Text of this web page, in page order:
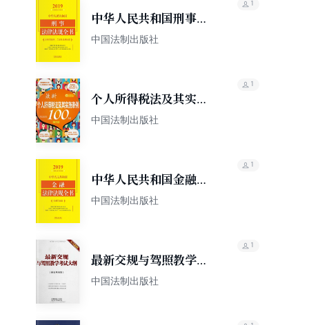
中华人民共和国刑事法
律法规全书（含典型案
中国法制出版社
1
个人所得税法及其实施
条例100问
中国法制出版社
1
中华人民共和国金融法
律法规全书（含相关政
中国法制出版社
1
最新交规与驾照教学考
试大纲：附实用问答
中国法制出版社
1